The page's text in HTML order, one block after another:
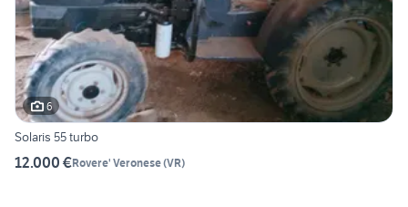
6
Solaris 55 turbo
12.000 €Rovere' Veronese(VR)